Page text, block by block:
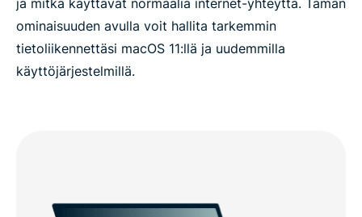
ja mitkä käyttävät normaalia internet-yhteyttä. Tämän
ominaisuuden avulla voit hallita tarkemmin
tietoliikennettäsi macOS 11:llä ja uudemmilla
käyttöjärjestelmillä.